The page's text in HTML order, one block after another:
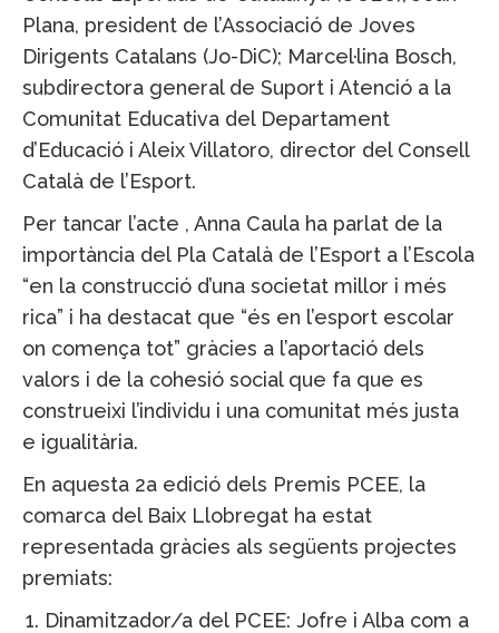
Plana, president de l’Associació de Joves
Dirigents Catalans (Jo-DiC); Marcel·lina Bosch,
subdirectora general de Suport i Atenció a la
Comunitat Educativa del Departament
d’Educació i Aleix Villatoro, director del Consell
Català de l’Esport.
Per tancar l’acte , Anna Caula ha parlat de la
importància del Pla Català de l’Esport a l’Escola
“en la construcció d’una societat millor i més
rica” i ha destacat que “és en l’esport escolar
on comença tot” gràcies a l’aportació dels
valors i de la cohesió social que fa que es
construeixi l’individu i una comunitat més justa
e igualitària.
En aquesta 2a edició dels Premis PCEE, la
comarca del Baix Llobregat ha estat
representada gràcies als següents projectes
premiats:
Dinamitzador/a del PCEE: Jofre i Alba com a